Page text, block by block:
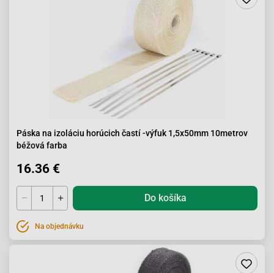
Páska na izoláciu horúcich častí -výfuk 1,5x50mm 10metrov
béžová farba
16.36 €
Do košíka
Na objednávku